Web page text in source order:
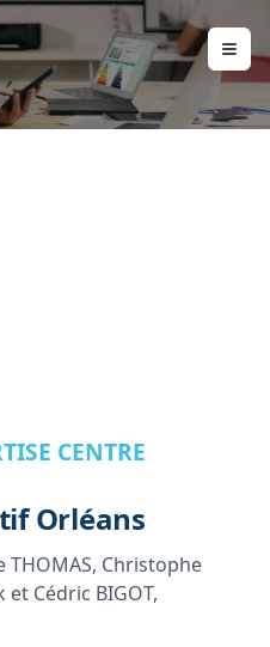
CENTRE
Orléans
THOMAS, Christophe
et Cédric BIGOT,